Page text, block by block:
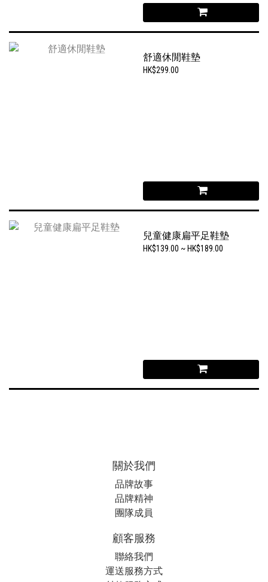
舒適休閒鞋墊
HK$299.00
兒童健康扁平足鞋墊
HK$139.00 ~ HK$189.00
關於我們
品牌故事
品牌精神
團隊成員
顧客服務
聯絡我們
運送服務方式